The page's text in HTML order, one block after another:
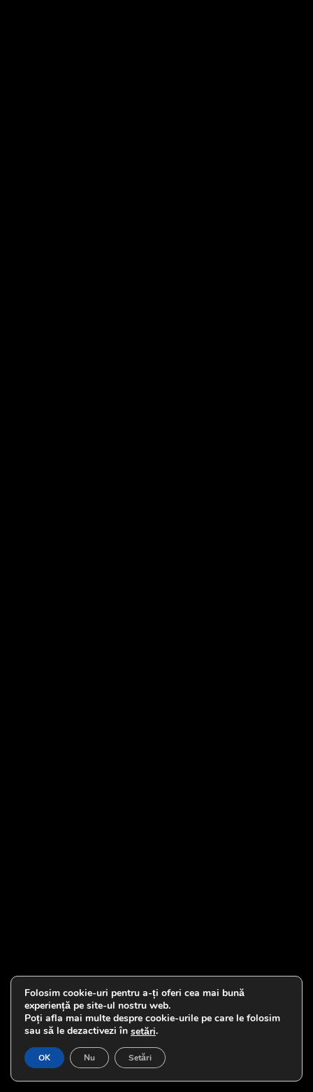
Folosim cookie-uri pentru a-ți oferi cea mai bună
experiență pe site-ul nostru web.
Poți afla mai multe despre cookie-urile pe care le folosim
sau să le dezactivezi în setări.
OK Nu Setări